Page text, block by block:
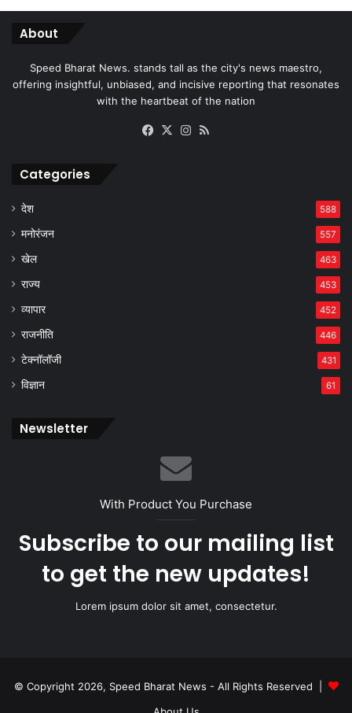
About
Speed Bharat News. stands tall as the city's news maestro,
offering insightful, unbiased, and incisive reporting that resonates
with the heartbeat of the nation
Facebook
X Instagram
Categories
देश 588
मनोरंजन 557
खेल 463
राज्य 453
व्यापार 452
राजनीति 446
टेक्नॉलॉजी 431
विज्ञान 61
Newsletter
With Product You Purchase
Subscribe to our mailing list
to get the new updates!
Lorem ipsum dolor sit amet, consectetur.
© Copyright 2026, Speed Bharat News - All Rights Reserved |